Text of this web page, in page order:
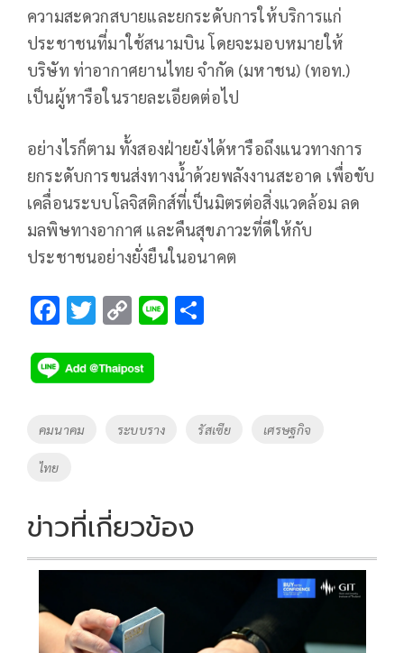
ความสะดวกสบายและยกระดับการให้บริการแก่
ประชาชนที่มาใช้สนามบิน โดยจะมอบหมายให้
บริษัท ท่าอากาศยานไทย จำกัด (มหาชน) (ทอท.)
เป็นผู้หารือในรายละเอียดต่อไป
อย่างไรก็ตาม ทั้งสองฝ่ายยังได้หารือถึงแนวทางการ
ยกระดับการขนส่งทางน้ำด้วยพลังงานสะอาด เพื่อขับ
เคลื่อนระบบโลจิสติกส์ที่เป็นมิตรต่อสิ่งแวดล้อม ลด
มลพิษทางอากาศ และคืนสุขภาวะที่ดีให้กับ
ประชาชนอย่างยั่งยืนในอนาคต
F
e
b
o
T
tt
er
C
p
y
Li
Li
Tags
คมนาคม ระบบราง รัสเซีย เศรษฐกิจ
ไทย
ข่าวที่เกี่ยวข้อง